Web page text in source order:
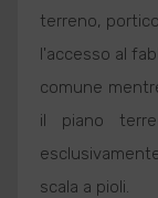
terreno,
l'accesso al
comune
il piano
scala a pioli.